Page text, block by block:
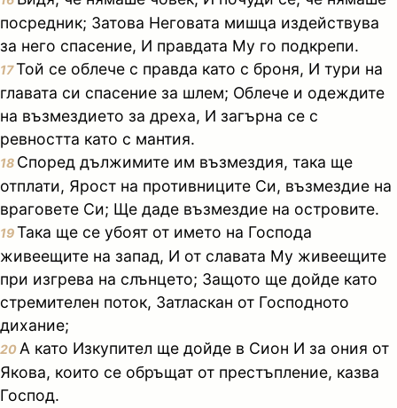
посредник; Затова Неговата мишца издействува
за него спасение, И правдата Му го подкрепи.
17Той се облече с правда като с броня, И тури на
главата си спасение за шлем; Облече и одеждите
на възмездието за дреха, И загърна се с
ревността като с мантия.
18 Според дължимите им възмездия, така ще
отплати, Ярост на противниците Си, възмездие на
враговете Си; Ще даде възмездие на островите.
19Така ще се убоят от името на Господа
живеещите на запад, И от славата Му живеещите
при изгрева на слънцето; Защото ще дойде като
стремителен поток, Затласкан от Господното
дихание;
20 А като Изкупител ще дойде в Сион И за ония от
Якова, които се обръщат от престъпление, казва
Господ.